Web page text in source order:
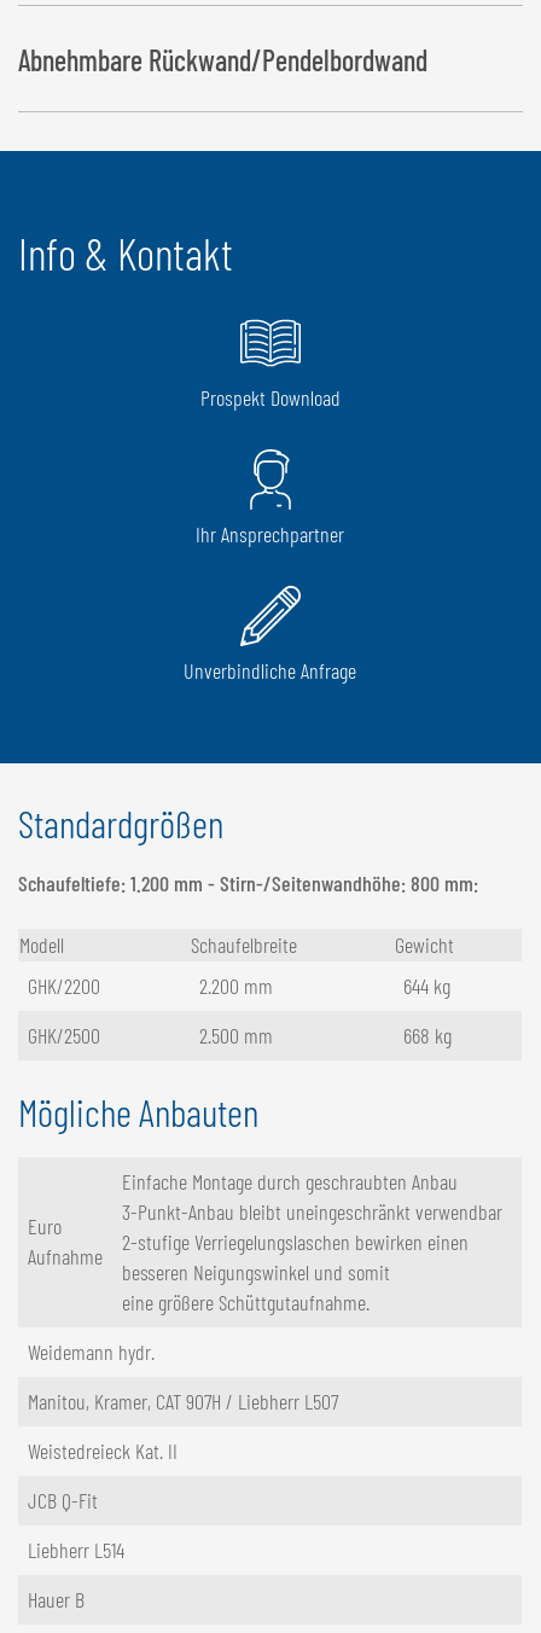
Abnehmbare Rückwand/Pendelbordwand
Info & Kontakt
Prospekt Download
Ihr Ansprechpartner
Unverbindliche Anfrage
Standardgrößen
Schaufeltiefe: 1.200 mm - Stirn-/Seitenwandhöhe: 800 mm:
Modell Schaufelbreite
Gewicht
GHK/2200
2.200 mm
644 kg
GHK/2500
2.500 mm 668 kg
Mögliche Anbauten
Euro
Aufnahme
Einfache Montage durch geschraubten Anbau
3-Punkt-Anbau bleibt uneingeschränkt verwendbar
2-stufige Verriegelungslaschen bewirken einen
besseren Neigungswinkel und somit
eine größere Schüttgutaufnahme.
Weidemann hydr.
Manitou, Kramer, CAT 907H / Liebherr L507
Weistedreieck Kat. II
JCB Q-Fit
Liebherr L514
Hauer B